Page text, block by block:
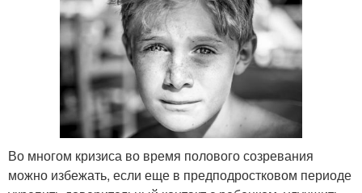
Во многом кризиса во время полового созревания
можно избежать, если еще в предподростковом периоде